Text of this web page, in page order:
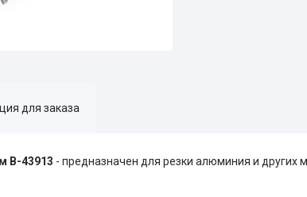
для заказа
B-43913 - предназначен для резки алюминия и других